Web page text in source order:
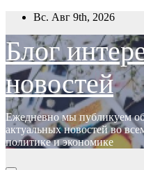
Перейти
содержимому
Вс. Авг 9th, 2026
Блог
новостей
Ежедневно мы публикуем
актуальных новостей во
политике и экономике